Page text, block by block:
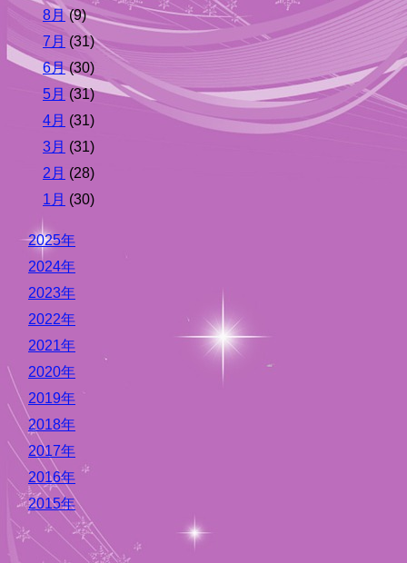
8月(9)
7月 (31)
6月(30)
5月 (31)
4月 (31)
3月 (31)
2月 (28)
1月 (30)
2025年
2024年
2023年
2022年
2021年
2020年
2019年
2018年
2017年
2016年
2015年